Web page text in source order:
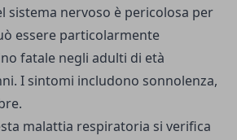
sistema nervoso è pericolosa per
essere particolarmente
fatale negli adulti di età
I sintomi includono sonnolenza,
malattia respiratoria si verifica